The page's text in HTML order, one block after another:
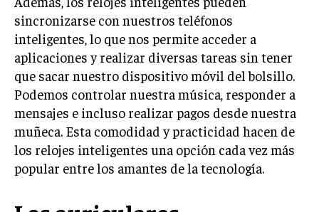
sincronizarse con nuestros teléfonos
inteligentes, lo que nos permite acceder a
aplicaciones y realizar diversas tareas sin tener
que sacar nuestro dispositivo móvil del bolsillo.
Podemos controlar nuestra música, responder a
mensajes e incluso realizar pagos desde nuestra
muñeca. Esta comodidad y practicidad hacen de
los relojes inteligentes una opción cada vez más
popular entre los amantes de la tecnología.